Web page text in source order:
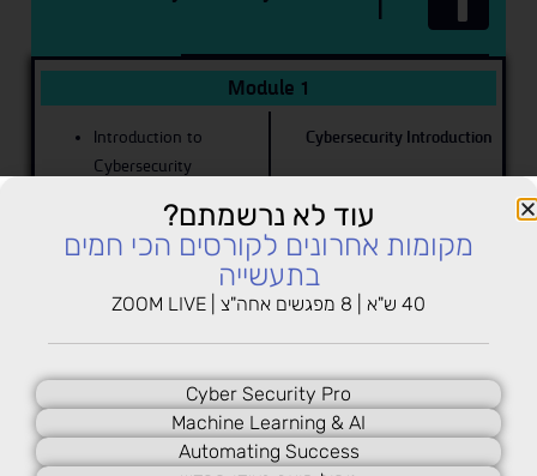
Module 1
Introduction to
Cybersecurity
Cybersecurity Areas
Cybersecurity Risks
and Threat actors
Roles of an
Cybersecurity Introduction
עוד לא נרשמתם?
מקומות אחרונים לקורסים הכי חמים
בתעשייה
40 ש"א | 8 מפגשים אחה"צ | ZOOM LIVE
Cyber Security Pro
Machine Learning & AI
Automating Success